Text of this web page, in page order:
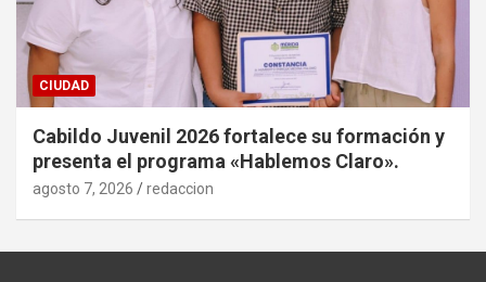
CIUDAD
Cabildo Juvenil 2026 fortalece su formación y
presenta el programa «Hablemos Claro».
agosto 7, 2026 redaccion